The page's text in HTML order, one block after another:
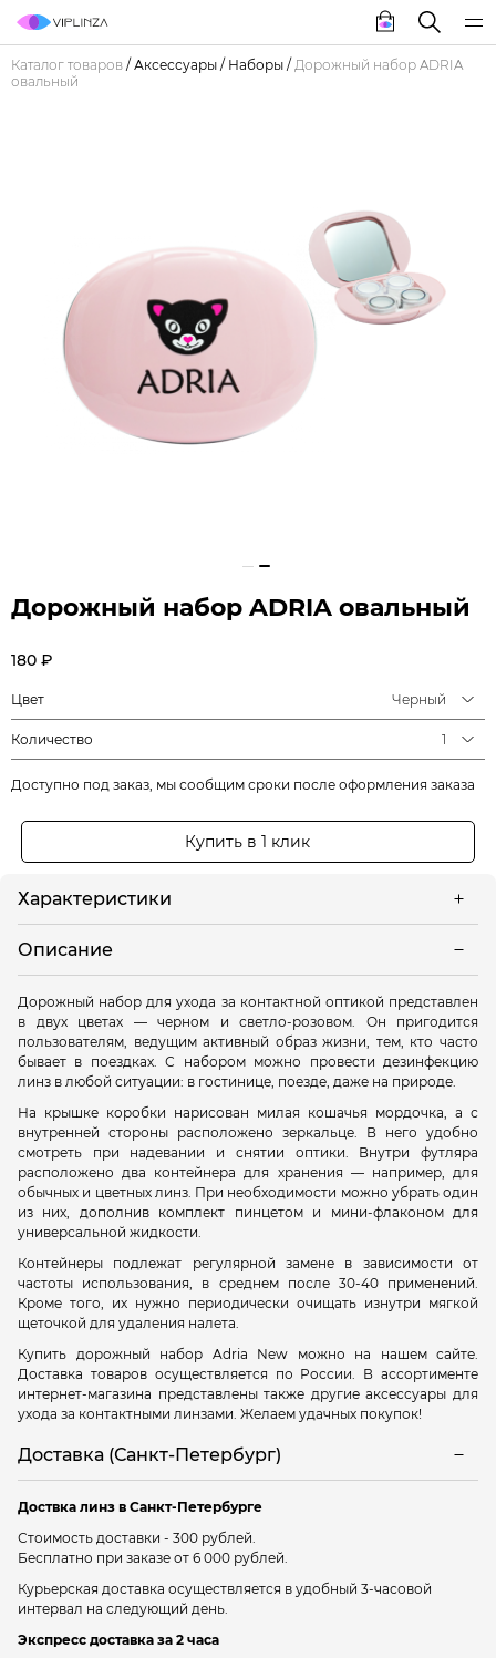
Каталог товаров / Аксессуары / Наборы / Дорожный набор ADRIA
овальный
Дорожный набор ADRIA овальный
180 ₽
Цвет Черный
Количество 1
Доступно под заказ, мы сообщим сроки после оформления заказа
Купить в 1 клик
Характеристики
Описание
Дорожный набор для ухода за контактной оптикой представлен
в двух цветах — черном и светло-розовом. Он пригодится
пользователям, ведущим активный образ жизни, тем, кто часто
бывает в поездках. С набором можно провести дезинфекцию
линз в любой ситуации: в гостинице, поезде, даже на природе.
На крышке коробки нарисован милая кошачья мордочка, а с
внутренней стороны расположено зеркальце. В него удобно
смотреть при надевании и снятии оптики. Внутри футляра
расположено два контейнера для хранения — например, для
обычных и цветных линз. При необходимости можно убрать один
из них, дополнив комплект пинцетом и мини-флаконом для
универсальной жидкости.
Контейнеры подлежат регулярной замене в зависимости от
частоты использования, в среднем после 30-40 применений.
Кроме того, их нужно периодически очищать изнутри мягкой
щеточкой для удаления налета.
Купить дорожный набор Adria New можно на нашем сайте.
Доставка товаров осуществляется по России. В ассортименте
интернет-магазина представлены также другие аксессуары для
ухода за контактными линзами. Желаем удачных покупок!
Доставка (Санкт-Петербург)
Доствка линз в Санкт-Петербурге
Стоимость доставки - 300 рублей.
Бесплатно при заказе от 6 000 рублей.
Курьерская доставка осуществляется в удобный 3-часовой
интервал на следующий день.
Экспресс доставка за 2 часа